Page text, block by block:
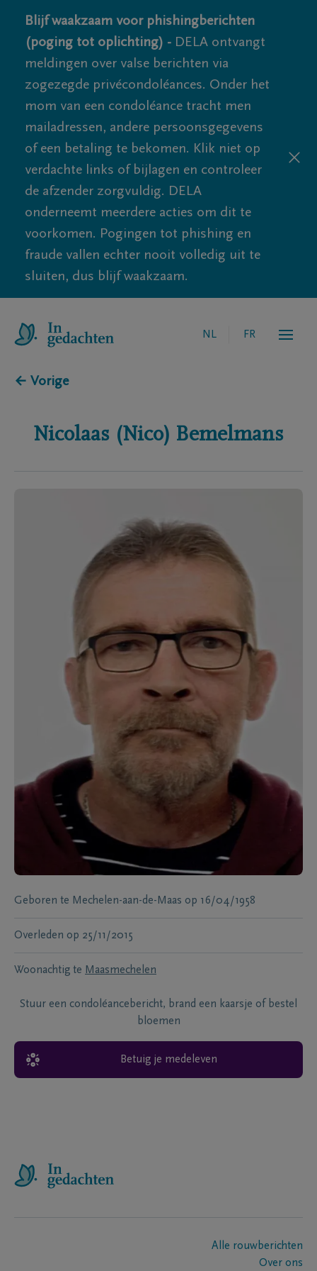
Blijf waakzaam voor phishingberichten
(poging tot oplichting) - DELA ontvangt
meldingen over valse berichten via
zogezegde privécondoléances. Onder het
mom van een condoléance tracht men
mailadressen, andere persoonsgegevens
of een betaling te bekomen. Klik niet op
verdachte links of bijlagen en controleer
de afzender zorgvuldig. DELA
onderneemt meerdere acties om dit te
voorkomen. Pogingen tot phishing en
fraude vallen echter nooit volledig uit te
sluiten, dus blijf waakzaam.
NL FR
← Vorige
Nicolaas (Nico) Bemelmans
Geboren te Mechelen-aan-de-Maas op 16/04/1958
Overleden op 25/11/2015
Woonachtig te Maasmechelen
Stuur een condoléancebericht, brand een kaarsje of bestel
bloemen
Betuig je medeleven
Alle rouwberichten
Over ons